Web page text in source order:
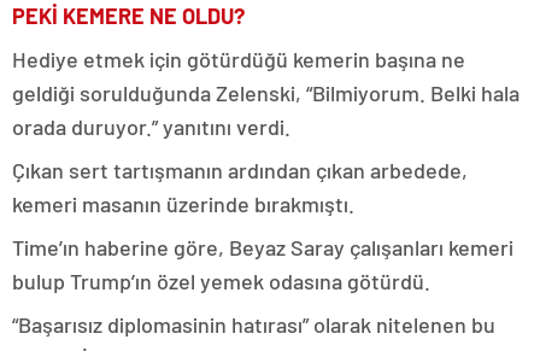
PEKİ KEMERE NE OLDU?
Hediye etmek için götürdüğü kemerin başına ne
geldiği sorulduğunda Zelenski, “Bilmiyorum. Belki hala
orada duruyor.” yanıtını verdi.
Çıkan sert tartışmanın ardından çıkan arbedede,
kemeri masanın üzerinde bırakmıştı.
Time’ın haberine göre, Beyaz Saray çalışanları kemeri
bulup Trump’ın özel yemek odasına götürdü.
“Başarısız diplomasinin hatırası” olarak nitelenen bu